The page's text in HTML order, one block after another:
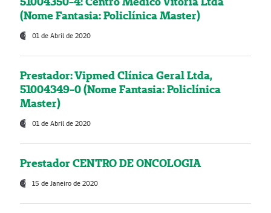
(Nome Fantasia: Policlínica Master)
01 de Abril de 2020
Prestador: Vipmed Clínica Geral Ltda,
51004349-0 (Nome Fantasia: Policlínica
Master)
01 de Abril de 2020
Prestador CENTRO DE ONCOLOGIA
15 de Janeiro de 2020